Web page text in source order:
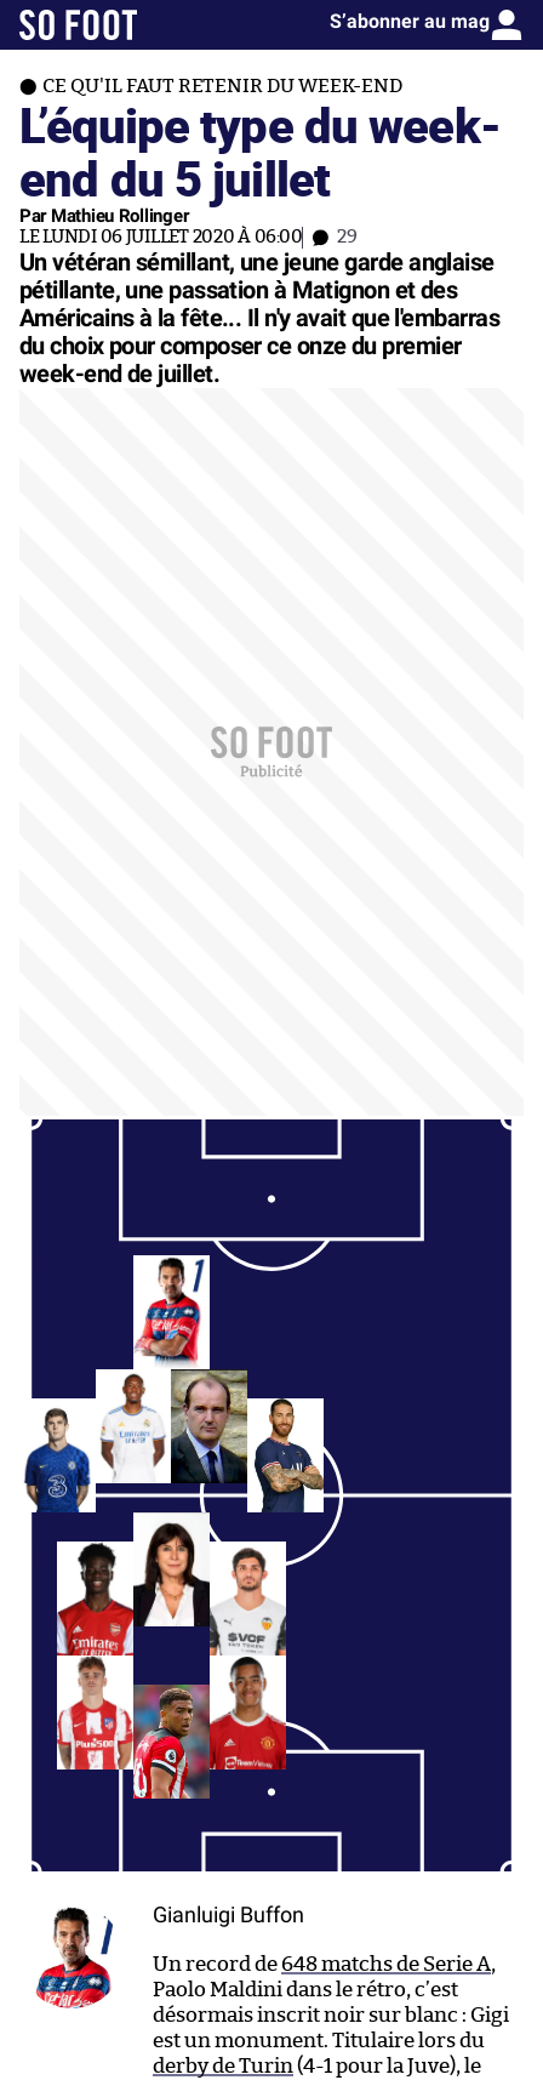
S’abonner au mag
CE QU'IL FAUT RETENIR DU WEEK-END
L’équipe type du week-
end du 5 juillet
Par Mathieu Rollinger
LE LUNDI 06 JUILLET 2020 À 06:00 29
Un vétéran sémillant, une jeune garde anglaise
pétillante, une passation à Matignon et des
Américains à la fête... Il n'y avait que l'embarras
du choix pour composer ce onze du premier
week-end de juillet.
Gianluigi Buffon
Un record de 648 matchs de Serie A,
Paolo Maldini dans le rétro, c’est
désormais inscrit noir sur blanc : Gigi
est un monument. Titulaire lors du
derby de Turin (4-1 pour la Juve), le